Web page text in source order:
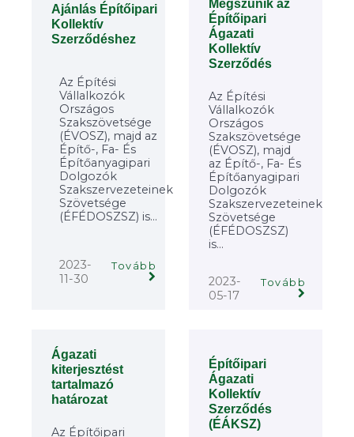
Ajánlás Építőipari
Kollektív
Szerződéshez
Az Építési
Vállalkozók
Országos
Szakszövetsége
(ÉVOSZ), majd az
Építő-, Fa- És
Építőanyagipari
Dolgozók
Szakszervezeteinek
Szövetsége
(ÉFÉDOSZSZ) is...
2023-
11-30
Tovább
Megszűnik az
Építőipari
Ágazati
Kollektív
Szerződés
Az Építési
Vállalkozók
Országos
Szakszövetsége
(ÉVOSZ), majd
az Építő-, Fa- És
Építőanyagipari
Dolgozók
Szakszervezeteinek
Szövetsége
(ÉFÉDOSZSZ)
is...
2023-
05-17
Tovább
Ágazati
kiterjesztést
tartalmazó
határozat
Az Építőipari
Építőipari
Ágazati
Kollektív
Szerződés
(ÉÁKSZ)